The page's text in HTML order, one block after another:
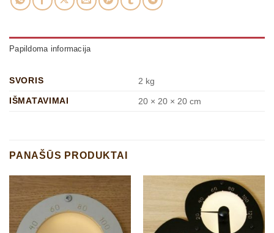
Papildoma informacija
SVORIS
2 kg
IŠMATAVIMAI
20 × 20 × 20 cm
PANAŠŪS PRODUKTAI